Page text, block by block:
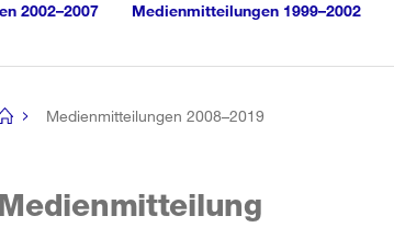
2002–2007 Medienmitteilungen 1999–2002
Medienmitteilungen 2008–2019